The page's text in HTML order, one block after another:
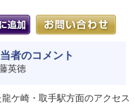
者のコメント
英徳
龍ケ崎・取手駅方面のアクセス